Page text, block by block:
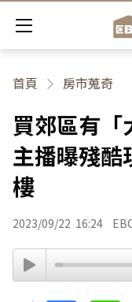
首頁 房市蒐奇
買郊區有
主播曝殘酷
樓
2023/09/22 16:24